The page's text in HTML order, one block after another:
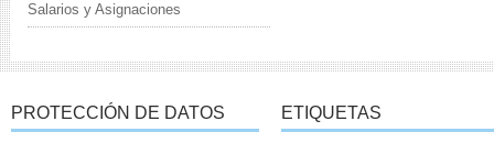
Salarios y Asignaciones
PROTECCIÓN DE DATOS ETIQUETAS